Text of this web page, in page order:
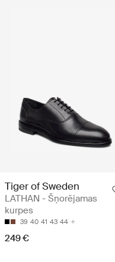
Tiger of Sweden
LATHAN - Šņorējamas
kurpes
39 40 41 43 44
249 €